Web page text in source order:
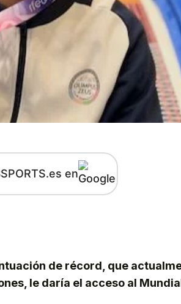
en
de récord, que
le daría el acceso al